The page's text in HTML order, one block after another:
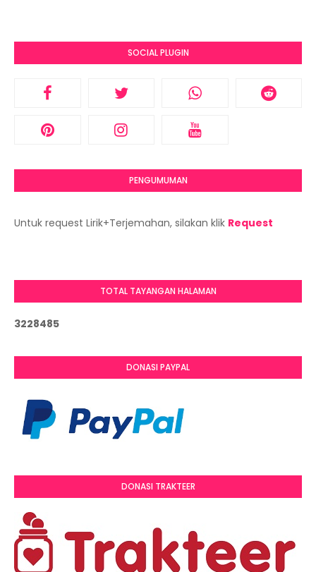
SOCIAL PLUGIN
PENGUMUMAN
Untuk request Lirik+Terjemahan, silakan klik Request
TOTAL TAYANGAN HALAMAN
3228485
DONASI PAYPAL
DONASI TRAKTEER